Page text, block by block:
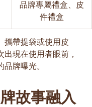
品牌專屬禮盒、皮
件禮盒
攜帶提袋或使用皮
現在使用者眼前，
牌曝光。
故事融入